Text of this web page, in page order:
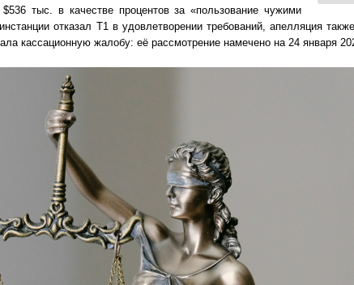
тыс. в качестве процентов за «пользование чужими
отказал Т1 в удовлетворении требований, апелляция
кассационную жалобу: её рассмотрение намечено на 24 января